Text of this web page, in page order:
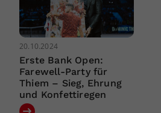
20.10.2024
Erste Bank Open:
Farewell-Party für
Thiem – Sieg, Ehrung
und Konfettiregen